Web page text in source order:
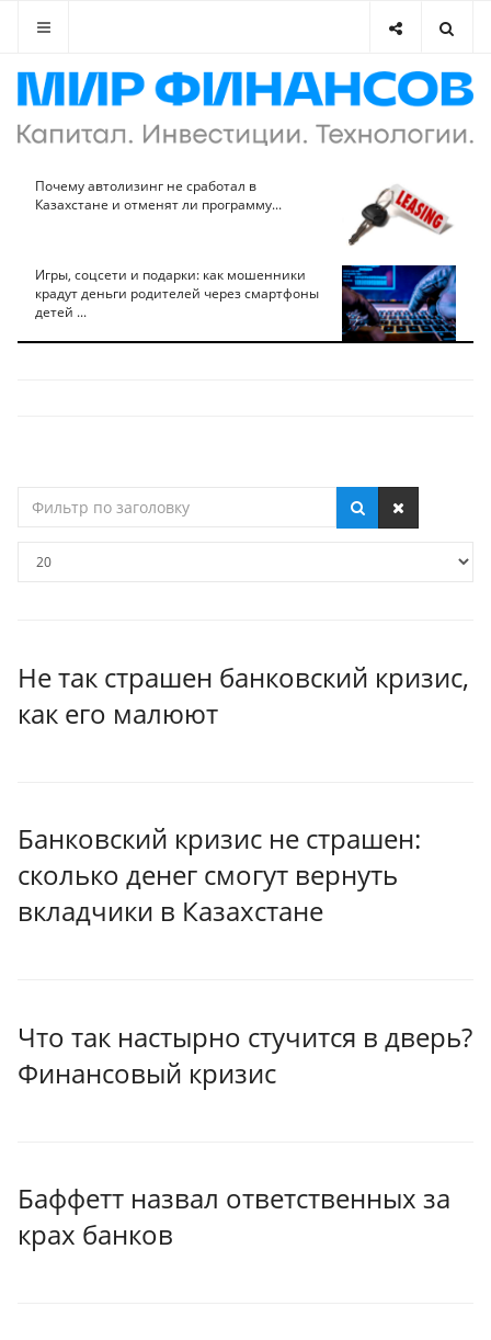
Почему автолизинг не сработал в
Казахстане и отменят ли программу...
Игры, соцсети и подарки: как мошенники
крадут деньги родителей через смартфоны
детей ...
по
Не так страшен банковский кризис,
как его малюют
Банковский кризис не страшен:
сколько денег смогут вернуть
вкладчики в Казахстане
Что так настырно стучится в дверь?
Финансовый кризис
Баффетт назвал ответственных за
крах банков